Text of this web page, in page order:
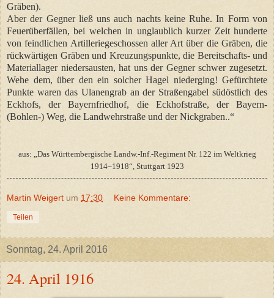
Gräben).
Aber der Gegner ließ uns auch nachts keine Ruhe. In Form von
Feuerüberfällen, bei welchen in unglaublich kurzer Zeit hunderte
von feindlichen Artilleriegeschossen aller Art über die Gräben, die
rückwärtigen Gräben und Kreuzungspunkte, die Bereitschafts- und
Materiallager niedersausten, hat uns der Gegner schwer zugesetzt.
Wehe dem, über den ein solcher Hagel niederging! Gefürchtete
Punkte waren das Ulanengrab an der Straßengabel südöstlich des
Eckhofs, der Bayernfriedhof, die Eckhofstraße, der Bayern-
(Bohlen-) Weg, die Landwehrstraße und der Nickgraben..“
aus: „Das Württembergische Landw.-Inf.-Regiment Nr. 122 im Weltkrieg
1914–1918“, Stuttgart 1923
Martin Weigert um 17:30 Keine Kommentare:
Teilen
Sonntag, 24. April 2016
24. April 1916